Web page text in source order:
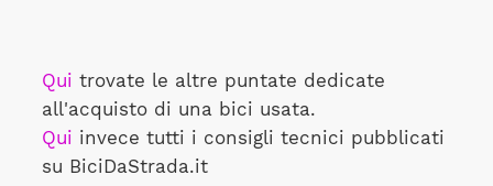
Qui trovate le altre puntate dedicate
all'acquisto di una bici usata.
Qui invece tutti i consigli tecnici pubblicati
su BiciDaStrada.it